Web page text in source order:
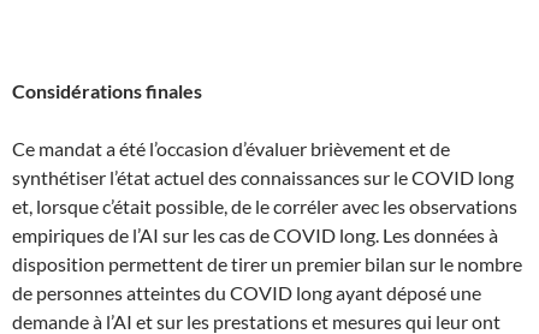
Considérations finales
Ce mandat a été l’occasion d’évaluer brièvement et de
synthétiser l’état actuel des connaissances sur le COVID long
et, lorsque c’était possible, de le corréler avec les observations
empiriques de l’AI sur les cas de COVID long. Les données à
disposition permettent de tirer un premier bilan sur le nombre
de personnes atteintes du COVID long ayant déposé une
demande à l’AI et sur les prestations et mesures qui leur ont